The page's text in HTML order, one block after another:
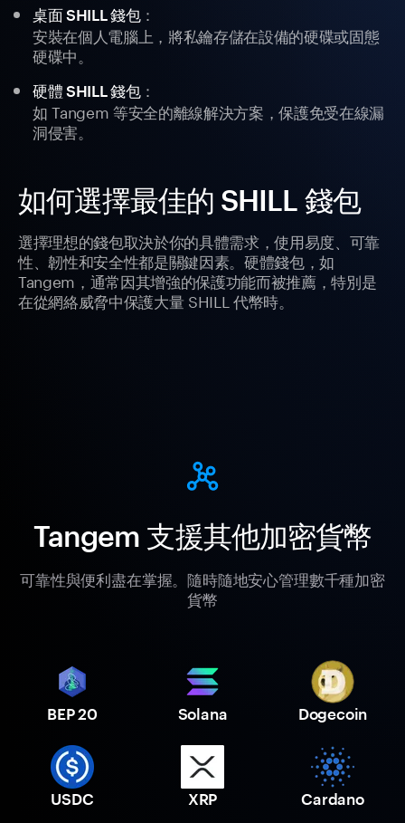
桌面 SHILL 錢包：
安裝在個人電腦上，將私鑰存儲在設備的硬碟或固態
硬碟中。
硬體 SHILL 錢包：
如 Tangem 等安全的離線解決方案，保護免受在線漏
洞侵害。
如何選擇最佳的 SHILL 錢包
選擇理想的錢包取決於你的具體需求，使用易度、可靠
性、韌性和安全性都是關鍵因素。硬體錢包，如
Tangem，通常因其增強的保護功能而被推薦，特別是
在從網絡威脅中保護大量 SHILL 代幣時。
Tangem 支援其他加密貨幣
可靠性與便利盡在掌握。隨時隨地安心管理數千種加密
貨幣
BEP 20 Solana Dogecoin
USDC XRP Cardano